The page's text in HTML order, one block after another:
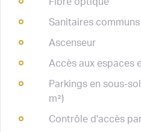
Fibre optique
Sanitaires communs
Ascenseur
Accès aux espaces
Parkings en sous-
m²)
Contrôle d'accès